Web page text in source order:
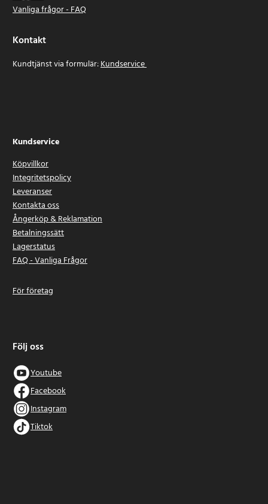
Vanliga frågor - FAQ
Kontakt
Kundtjänst via formulär:Kundservice
Kundservice
Köpvillkor
Integritetspolicy
Leveranser
Kontakta oss
Ångerköp & Reklamation
Betalningssätt
Lagerstatus
FAQ - Vanliga Frågor
För företag
Följ oss
Youtube
Facebook
Instagram
Tiktok